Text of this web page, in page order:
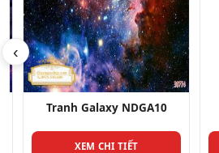
‹
Tranh Galaxy NDGA10
XEM CHI TIẾT